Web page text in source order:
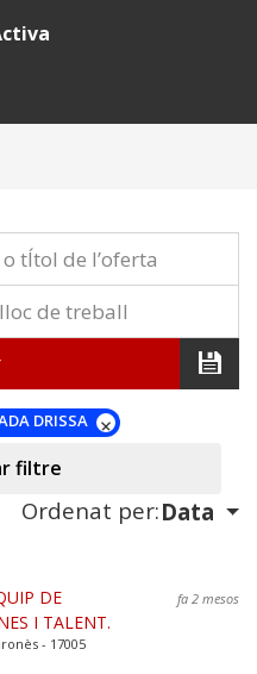
DRISSA
filtre
Ordenat per:Data
DE
I TALENT.
fa 2 mesos
- 17005